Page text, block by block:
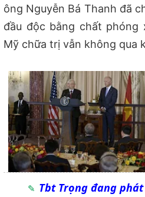
ông Nguyễn Bá Thanh đã
đầu độc bằng chất phóng
Mỹ chữa trị vẫn không qua
Tbt Trọng đang